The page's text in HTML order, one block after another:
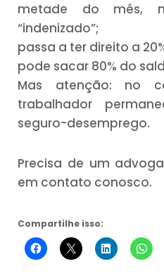
metade do mês,
“indenizado”;
passa a ter direito a
pode sacar 80% do
Mas atenção: no
trabalhador
seguro-desemprego.
Precisa de um
em contato conosco.
Compartilhe isso: